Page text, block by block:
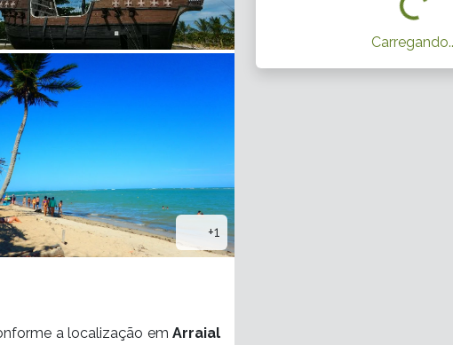
+1
a localização em Arraial